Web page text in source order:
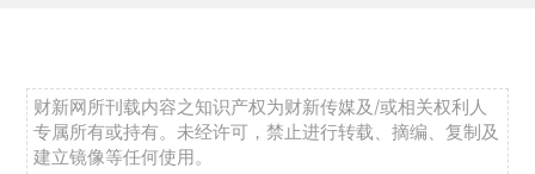
财新网所刊载内容之知识产权为财新传媒及/或相关权利人
专属所有或持有。未经许可，禁止进行转载、摘编、复制及
建立镜像等任何使用。